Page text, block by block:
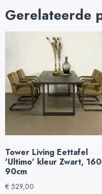
Gerelateerde
Tower Living Eettafel
'Ultimo' kleur Zwart,
90cm
€ 529,00